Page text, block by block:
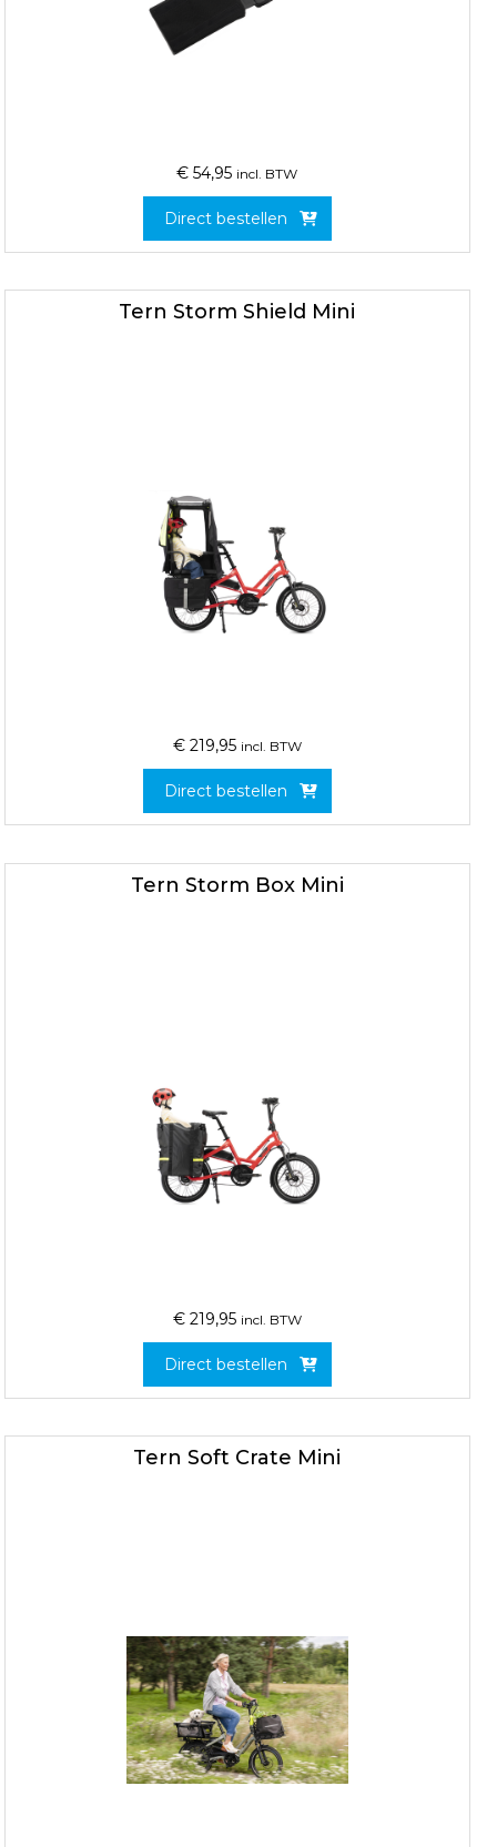
€ 54,95 incl. BTW
Direct bestellen
Tern Storm Shield Mini
€ 219,95 incl. BTW
Direct bestellen
Tern Storm Box Mini
€ 219,95 incl. BTW
Direct bestellen
Tern Soft Crate Mini